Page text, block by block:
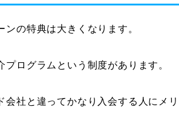
の特典は大きくなります。
ログラムという制度があります。
社と違ってかなり入会する人にメリ